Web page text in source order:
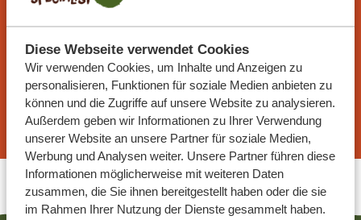
Diese Webseite verwendet Cookies
Wir verwenden Cookies, um Inhalte und Anzeigen zu
personalisieren, Funktionen für soziale Medien anbieten zu
können und die Zugriffe auf unsere Website zu analysieren.
Außerdem geben wir Informationen zu Ihrer Verwendung
unserer Website an unsere Partner für soziale Medien,
Werbung und Analysen weiter. Unsere Partner führen diese
Informationen möglicherweise mit weiteren Daten
zusammen, die Sie ihnen bereitgestellt haben oder die sie
im Rahmen Ihrer Nutzung der Dienste gesammelt haben.
REISEANGEBOT ANFORDERN